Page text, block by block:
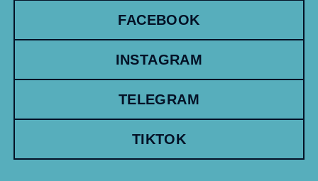
FACEBOOK
INSTAGRAM
TELEGRAM
TIKTOK